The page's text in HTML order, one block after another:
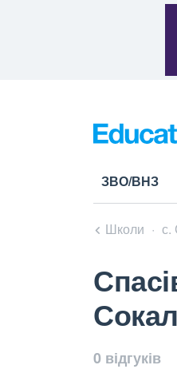
ЗВО/ВНЗ
Школи с.
0 відгуків